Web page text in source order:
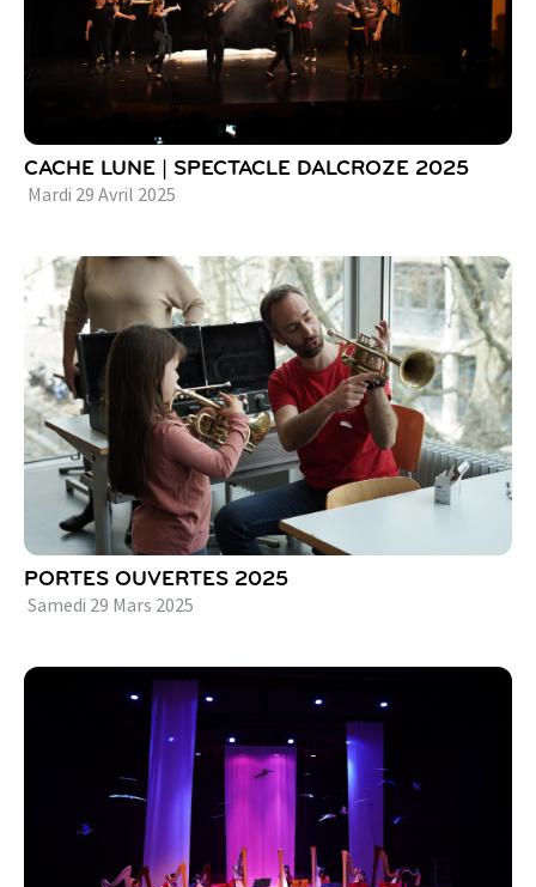
CACHE LUNE | SPECTACLE DALCROZE 2025
Mardi 29 Avril 2025
PORTES OUVERTES 2025
Samedi 29 Mars 2025